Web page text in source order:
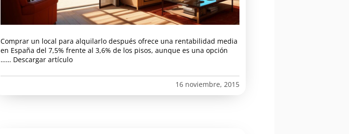
Comprar un local para alquilarlo después ofrece una rentabilidad media
en España del 7,5% frente al 3,6% de los pisos, aunque es una opción
…… Descargar artículo
16 noviembre, 2015